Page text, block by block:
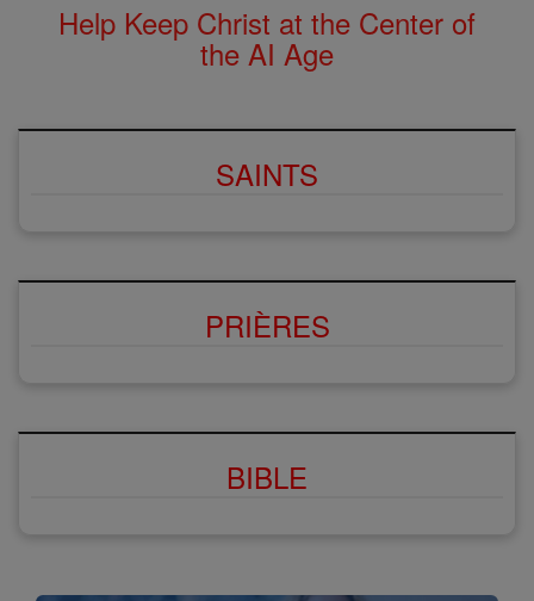
Help Keep Christ at the Center of
the AI Age
SAINTS
PRIÈRES
BIBLE